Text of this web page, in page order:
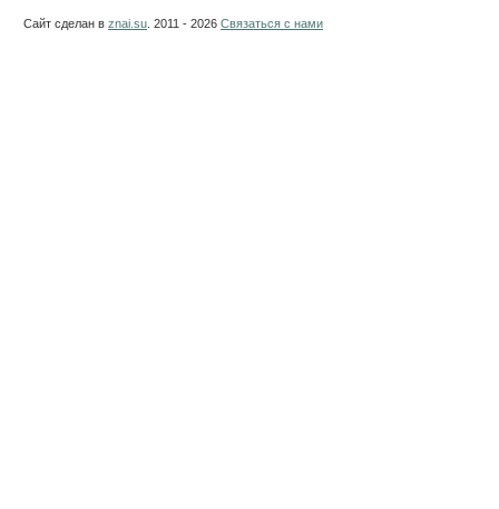
Сайт сделан в znai.su . 2011 - 2026 Связаться с нами